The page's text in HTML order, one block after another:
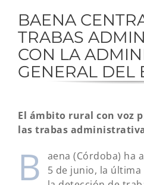
BAENA
TRABAS
CON LA
GENERAL DEL
El ámbito rural con voz
las trabas
B
aena (Córdoba) ha
5 de junio, la